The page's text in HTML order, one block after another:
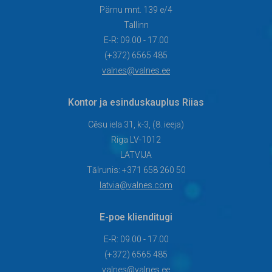
panuse laste ja noorte tur...
as/lao-ja-tootmistootaja?
searchId=367c2731-e100-
4f05-a031-5c735fe6142a
Pärnu mnt. 139 e/4
Tallinn
E-R: 09.00 - 17.00
(+372) 6565 485
valnes@valnes.ee
Kontor ja esinduskauplus Riias
Cēsu iela 31, k-3, (8. ieeja)
Riga LV-1012
LATVIJA
Tālrunis: +371 658 260 50
latvia@valnes.com
E-poe klienditugi
E-R: 09.00 - 17.00
(+372) 6565 485
valnes@valnes.ee